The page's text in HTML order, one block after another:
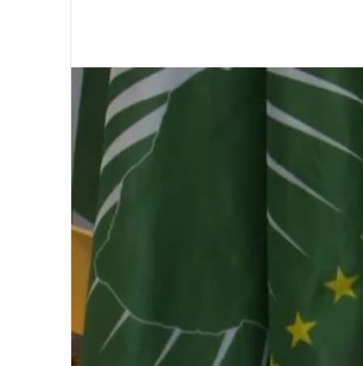
في عيد الصحافة العراقية تحية لكل